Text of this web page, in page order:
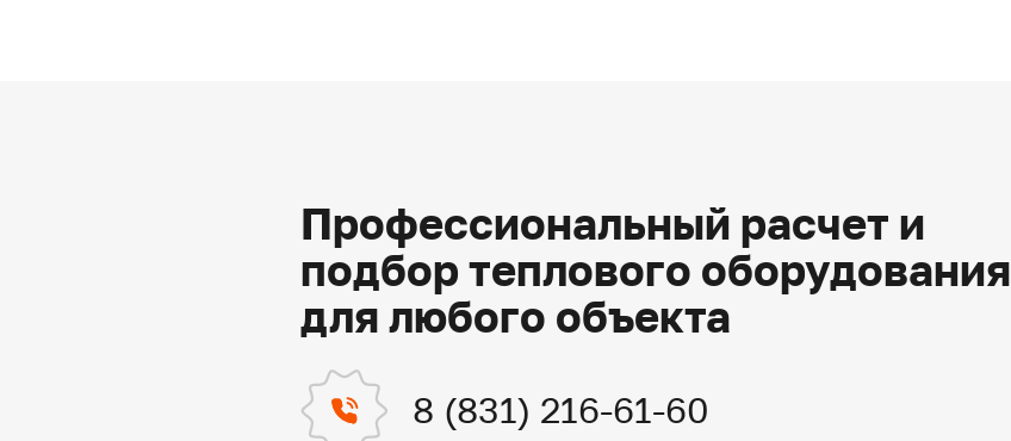
Профессиональный расчет и
подбор теплового оборудования
для любого объекта
8 (831) 216-61-60